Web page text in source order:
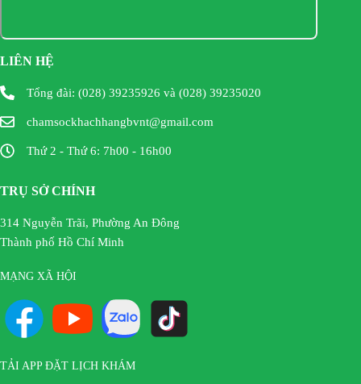
LIÊN HỆ
Tổng đài: (028) 39235926 và (028) 39235020
chamsockhachhangbvnt@gmail.com
Thứ 2 - Thứ 6: 7h00 - 16h00
TRỤ SỞ CHÍNH
314 Nguyễn Trãi, Phường An Đông
Thành phố Hồ Chí Minh
MẠNG XÃ HỘI
TẢI APP ĐẶT LỊCH KHÁM